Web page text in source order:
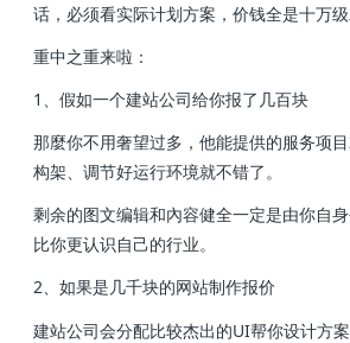
话，必须看实际计划方案，价钱全是十万级
重中之重来啦：
1、假如一个建站公司给你报了几百块
那麼你不用奢望过多，他能提供的服务项
构架、调节好运行环境就不错了。
剩余的图文编辑和內容健全一定是由你自
比你更认识自己的行业。
2、如果是几千块的网站制作报价
建站公司会分配比较杰出的UI帮你设计方